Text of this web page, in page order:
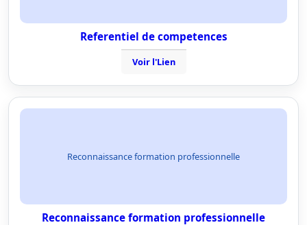
Referentiel de competences
Voir l'Lien
Reconnaissance formation professionnelle
Reconnaissance formation professionnelle